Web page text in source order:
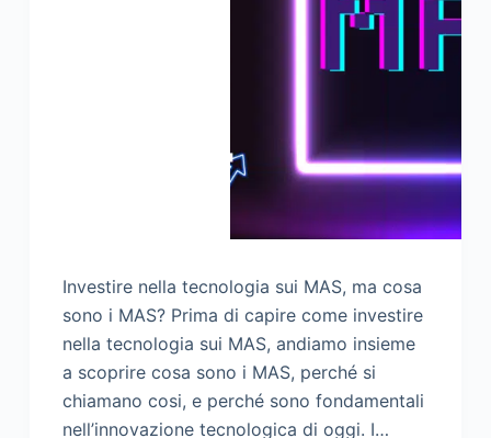
Investire nella tecnologia sui MAS, ma cosa
sono i MAS? Prima di capire come investire
nella tecnologia sui MAS, andiamo insieme
a scoprire cosa sono i MAS, perché si
chiamano cosi, e perché sono fondamentali
nell’innovazione tecnologica di oggi. I…